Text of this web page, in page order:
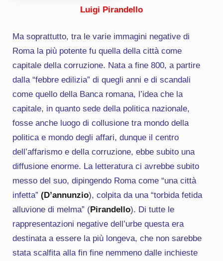
Luigi Pirandello
Ma soprattutto, tra le varie immagini negative di
Roma la più potente fu quella della città come
capitale della corruzione. Nata a fine 800, a partire
dalla “febbre edilizia” di quegli anni e di scandali
come quello della Banca romana, l’idea che la
capitale, in quanto sede della politica nazionale,
fosse anche luogo di collusione tra mondo della
politica e mondo degli affari, dunque il centro
dell’affarismo e della corruzione, ebbe subito una
diffusione enorme. La letteratura ci avrebbe subito
messo del suo, dipingendo Roma come “una città
infetta” (D’annunzio), colpita da una “torbida fetida
alluvione di melma” (Pirandello). Di tutte le
rappresentazioni negative dell’urbe questa era
destinata a essere la più longeva, che non sarebbe
stata scalfita alla fin fine nemmeno dalle inchieste